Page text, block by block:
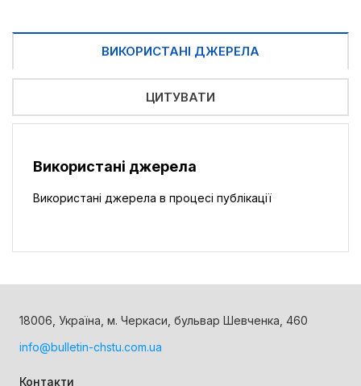
ВИКОРИСТАНІ ДЖЕРЕЛА
ЦИТУВАТИ
Використані джерела
Використані джерела в процесі публікації
18006, Україна, м. Черкаси, бульвар Шевченка, 460
info@bulletin-chstu.com.ua
Контакти